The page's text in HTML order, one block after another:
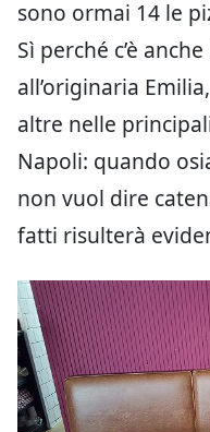
sono ormai 14 le
Sì perché c’è
all’originaria
altre nelle
Napoli: quando
non vuol dire
fatti risulterà